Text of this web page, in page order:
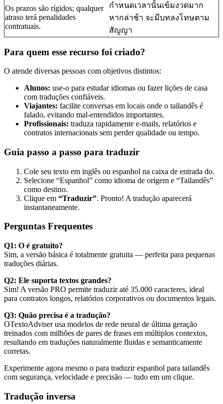
Os prazos são rígidos; qualquer
atraso terá penalidades
contratuais.
กำหนดเวลานั้นเข้มงวดมาก
หากล่าช้า จะมีบทลงโทษตาม
สัญญา
Para quem esse recurso foi criado?
O atende diversas pessoas com objetivos distintos:
Alunos: use-o para estudar idiomas ou fazer lições de casa
com traduções confiáveis.
Viajantes: facilite conversas em locais onde o tailandês é
falado, evitando mal-entendidos importantes.
Profissionais: traduza rapidamente e-mails, relatórios e
contratos internacionais sem perder qualidade ou tempo.
Guia passo a passo para traduzir
Cole seu texto em inglês ou espanhol na caixa de entrada do.
Selecione “Espanhol” como idioma de origem e “Tailandês”
como destino.
Clique em “Traduzir”. Pronto! A tradução aparecerá
instantaneamente.
Perguntas Frequentes
Q1: O é gratuito?
Sim, a versão básica é totalmente gratuita — perfeita para pequenas
traduções diárias.
Q2: Ele suporta textos grandes?
Sim! A versão PRO permite traduzir até 35.000 caracteres, ideal
para contratos longos, relatórios corporativos ou documentos legais.
Q3: Quão precisa é a tradução?
OTextoAdviser usa modelos de rede neural de última geração
treinados com milhões de pares de frases em múltiplos contextos,
resultando em traduções naturalmente fluidas e semanticamente
corretas.
Experimente agora mesmo o para traduzir espanhol para tailandês
com segurança, velocidade e precisão — tudo em um clique.
Tradução inversa